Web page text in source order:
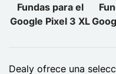
Fundas para el
Google Pixel 3 XL
Dealy ofrece una